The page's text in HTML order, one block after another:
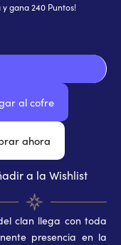
gana 240 Puntos!
al cofre
ahora
a la Wishlist
clan llega con toda
presencia en la